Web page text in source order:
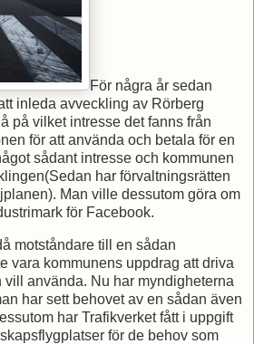
För några år sedan
inleda avveckling av Rörberg
på vilket intresse det fanns från
för att använda och betala för en
sådant intresse och kommunen
har förvaltningsrätten
Man ville dessutom göra om
för Facebook.
motståndare till en sådan
vara kommunens uppdrag att driva
använda. Nu har myndigheterna
har sett behovet av en sådan även
har Trafikverket fått i uppgift
för de behov som